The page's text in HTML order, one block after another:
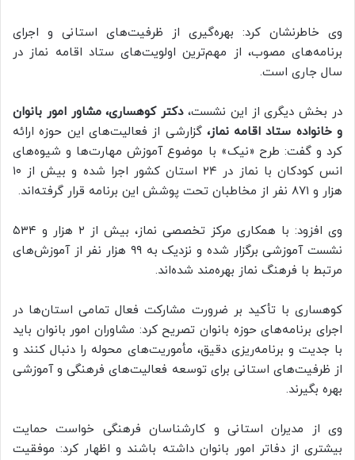
وی خاطرنشان کرد: بهره‌گیری از ظرفیت‌های استانی و اجرای
برنامه‌های مصوب، از مهم‌ترین اولویت‌های ستاد اقامه نماز در
سال جاری است.
در بخش دیگری از این نشست،دکتر کوهساری، مشاور امور بانوان
و خانواده ستاد اقامه نماز، گزارشی از فعالیت‌های این حوزه ارائه
کرد و گفت: طرح «نیک» با موضوع آموزش مهارت‌ها و شیوه‌های
انس کودکان با نماز در ۲۴ استان کشور اجرا شده و بیش از ۱۰
هزار و ۸۷۱ نفر از مخاطبان تحت پوشش این برنامه قرار گرفته‌اند.
وی افزود: با همکاری مرکز تخصصی نماز، بیش از ۲ هزار و ۵۳۴
نشست آموزشی برگزار شده و نزدیک به ۹۹ هزار نفر از آموزش‌های
مرتبط با فرهنگ نماز بهره‌مند شده‌اند.
کوهساری با تأکید بر ضرورت مشارکت فعال تمامی استان‌ها در
اجرای برنامه‌های حوزه بانوان تصریح کرد: مشاوران امور بانوان باید
با جدیت و برنامه‌ریزی دقیق، مأموریت‌های محوله را دنبال کنند و
از ظرفیت‌های استانی برای توسعه فعالیت‌های فرهنگی و آموزشی
بهره بگیرند.
وی از مدیران استانی و کارشناسان فرهنگی خواست حمایت
بیشتری از دفاتر امور بانوان داشته باشند و اظهار کرد: موفقیت